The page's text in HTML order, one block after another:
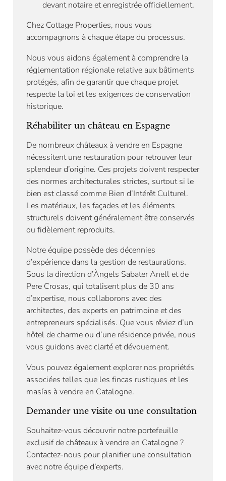
devant notaire et enregistrée officiellement.
Chez Cottage Properties, nous vous
accompagnons à chaque étape du processus.
Nous vous aidons également à comprendre la
réglementation régionale relative aux bâtiments
protégés, afin de garantir que chaque projet
respecte la loi et les exigences de conservation
historique.
Réhabiliter un château en Espagne
De nombreux châteaux à vendre en Espagne
nécessitent une restauration pour retrouver leur
splendeur d’origine. Ces projets doivent respecter
des normes architecturales strictes, surtout si le
bien est classé comme Bien d’Intérêt Culturel.
Les matériaux, les façades et les éléments
structurels doivent généralement être conservés
ou fidèlement reproduits.
Notre équipe possède des décennies
d’expérience dans la gestion de restaurations.
Sous la direction d’Àngels Sabater Anell et de
Pere Crosas, qui totalisent plus de 30 ans
d’expertise, nous collaborons avec des
architectes, des experts en patrimoine et des
entrepreneurs spécialisés. Que vous rêviez d’un
hôtel de charme ou d’une résidence privée, nous
vous guidons avec clarté et dévouement.
Vous pouvez également explorer nos propriétés
associées telles que les fincas rustiques et les
masías à vendre en Catalogne.
Demander une visite ou une consultation
Souhaitez-vous découvrir notre portefeuille
exclusif de châteaux à vendre en Catalogne ?
Contactez-nous pour planifier une consultation
avec notre équipe d’experts.